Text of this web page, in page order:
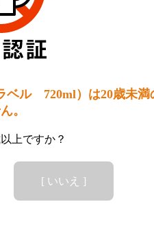
ベル 720ml）は20歳未満
。
上ですか？
[ いいえ ]